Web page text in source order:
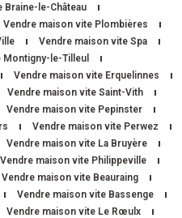
Braine-le-Château
Vendre maison vite Plombières
Vendre maison vite Spa
le-Tilleul
Vendre maison vite Erquelinnes
Vendre maison vite Saint-Vith
Vendre maison vite Pepinster
Vendre maison vite Perwez
Vendre maison vite La Bruyère
Vendre maison vite Philippeville
Vendre maison vite Beauraing
Vendre maison vite Bassenge
Vendre maison vite Le Rœulx